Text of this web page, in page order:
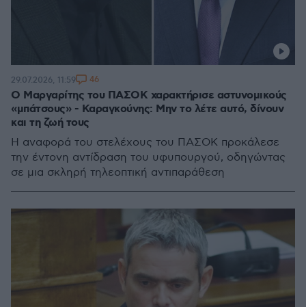
Ο Μαργαρίτης του ΠΑΣΟΚ χαρακτήρισε αστυνομικούς
«μπάτσους» - Καραγκούνης: Μην το λέτε αυτό, δίνουν
και τη ζωή τους
Η αναφορά του στελέχους του ΠΑΣΟΚ προκάλεσε
την έντονη αντίδραση του υφυπουργού, οδηγώντας
σε μια σκληρή τηλεοπτική αντιπαράθεση
29.07.2026, 11:59 46